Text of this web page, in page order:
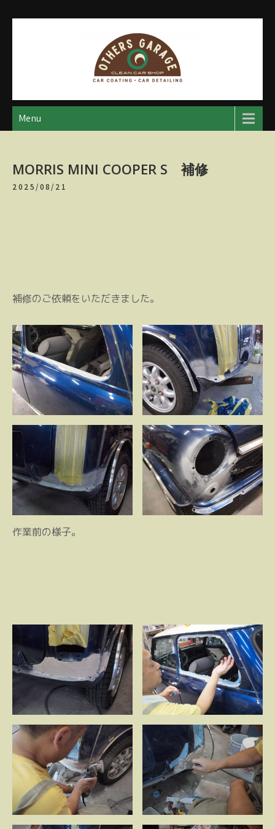
アザースガレージ
【神奈川・厚木・愛川】カーメンテナンス
Menu
MORRIS MINI COOPER S 補修
2025/08/21
補修のご依頼をいただきました。
作業前の様子。